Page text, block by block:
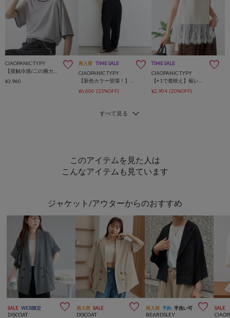
CIAOPANIC TYPY
¥3,960
再入荷 TIME SALE
CIAOPANIC TYPY
¥6,600 (25%OFF)
TIME SALE
CIAOPANIC TYPY
¥2,904 (20%OFF)
このアイテムを見た人は
こんなアイテムも見ています
ジャケット/アウターからのおすすめ
SALE WEB限定 
DISCOAT
再入荷 SALE 
DISCOAT
再入荷 予約 手洗い可 
BEARDSLEY
SALE